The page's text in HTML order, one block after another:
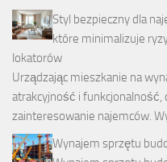
Styl bezpieczny dla
które minimalizuje
lokatorów
Urządzając mieszkanie na
atrakcyjność i funkcjonalność,
zainteresowanie najemców.
Wynajem sprzętu